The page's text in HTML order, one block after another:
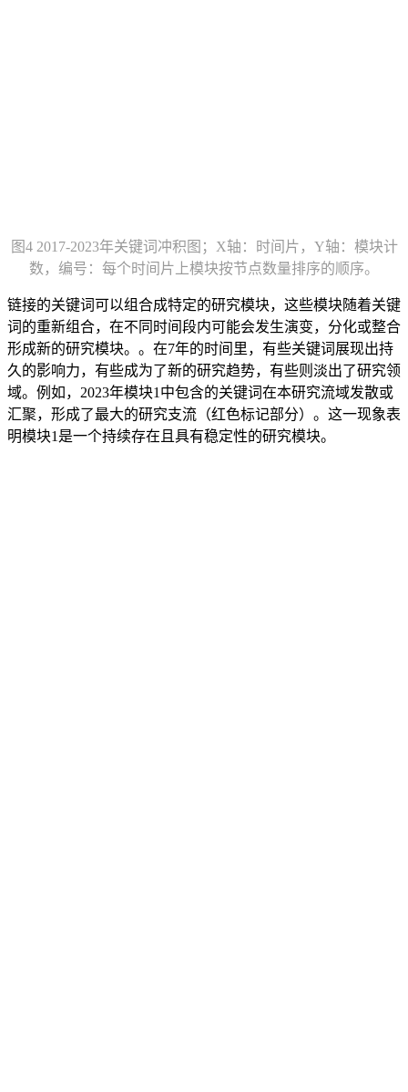
图4 2017-2023年关键词冲积图；X轴：时间片，Y轴：模块计
数，编号：每个时间片上模块按节点数量排序的顺序。
链接的关键词可以组合成特定的研究模块，这些模块随着关键
词的重新组合，在不同时间段内可能会发生演变，分化或整合
形成新的研究模块。。在7年的时间里，有些关键词展现出持
久的影响力，有些成为了新的研究趋势，有些则淡出了研究领
域。例如，2023年模块1中包含的关键词在本研究流域发散或
汇聚，形成了最大的研究支流（红色标记部分）。这一现象表
明模块1是一个持续存在且具有稳定性的研究模块。